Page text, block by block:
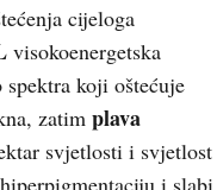
cijeloga
visokoenergetska
koji oštećuje
zatim plava
svjetlosti i svjetlost
i slabi